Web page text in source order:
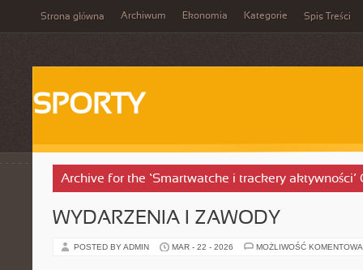
Strona główna Archiwum Ekonomia Kategorie Spis Treści
SPORTY
Archive for the ‘Smartwatche i trackery aktywności’
WYDARZENIA I ZAWODY
POSTED BY ADMIN MAR - 22 - 2026 MOŻLIWOŚĆ